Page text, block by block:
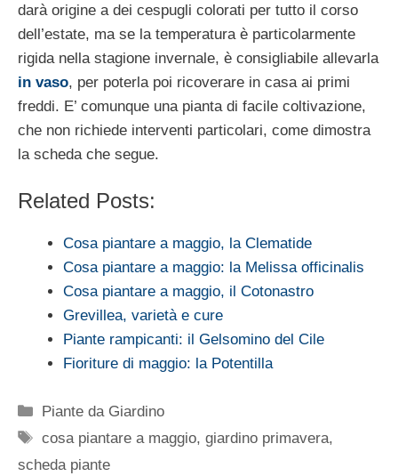
darà origine a dei cespugli colorati per tutto il corso
dell’estate, ma se la temperatura è particolarmente
rigida nella stagione invernale, è consigliabile allevarla
in vaso, per poterla poi ricoverare in casa ai primi
freddi. E’ comunque una pianta di facile coltivazione,
che non richiede interventi particolari, come dimostra
la scheda che segue.
Related Posts:
Cosa piantare a maggio, la Clematide
Cosa piantare a maggio: la Melissa officinalis
Cosa piantare a maggio, il Cotonastro
Grevillea, varietà e cure
Piante rampicanti: il Gelsomino del Cile
Fioriture di maggio: la Potentilla
Categorie
Piante da Giardino
Tag
cosa piantare a maggio,giardino primavera,
scheda piante